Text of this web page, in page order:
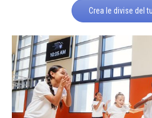
Crea le divise del